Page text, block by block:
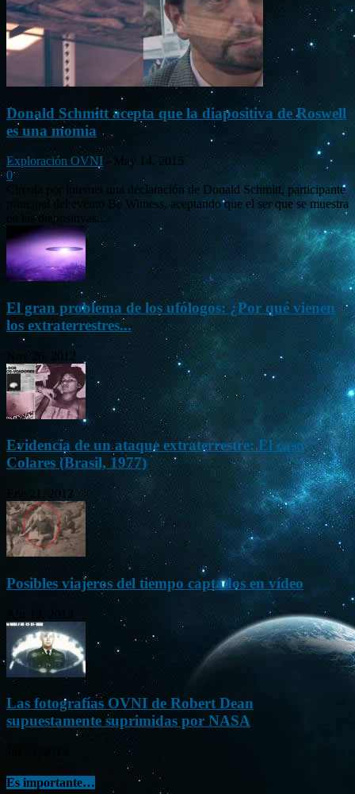
Donald Schmitt acepta que la diapositiva de Roswell
es una momia
Exploración OVNI - May 14, 2015
0
Circula por internet una declaración de Donald Schmitt, participante
principal del evento Be Witness, aceptando que el ser que se muestra
en las diapositivas...
El gran problema de los ufólogos: ¿Por qué vienen
los extraterrestres...
Nov 26, 2012
Evidencia de un ataque extraterrestre: El caso
Colares (Brasil, 1977)
Ene 21, 2012
Posibles viajeros del tiempo captados en vídeo
Las fotografías OVNI de Robert Dean
supuestamente suprimidas por NASA
Es importante…